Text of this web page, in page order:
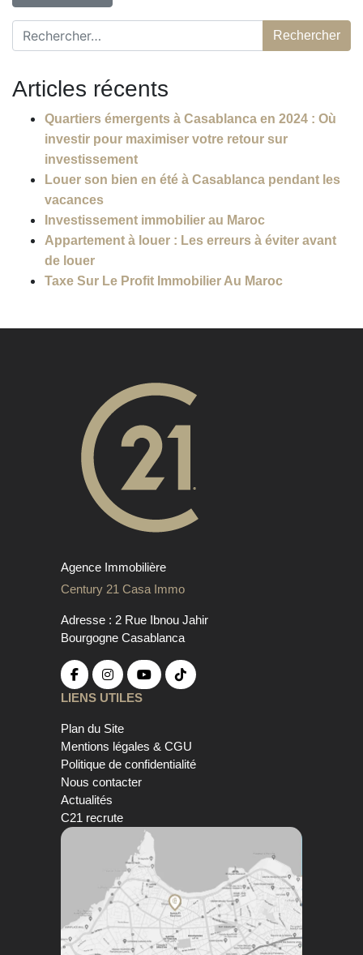
Rechercher :
Articles récents
Quartiers émergents à Casablanca en 2024 : Où
investir pour maximiser votre retour sur
investissement
Louer son bien en été à Casablanca pendant les
vacances
Investissement immobilier au Maroc
Appartement à louer : Les erreurs à éviter avant
de louer
Taxe Sur Le Profit Immobilier Au Maroc
Agence Immobilière
Century 21 Casa Immo
Adresse : 2 Rue Ibnou Jahir
Bourgogne Casablanca
LIENS UTILES
Plan du Site
Mentions légales & CGU
Politique de confidentialité
Nous contacter
Actualités
C21 recrute